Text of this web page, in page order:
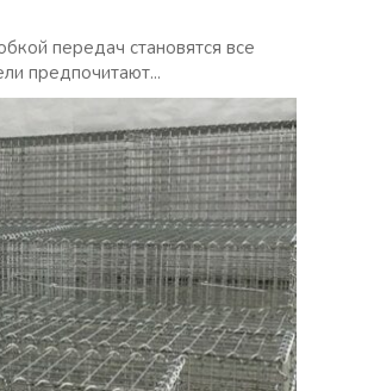
передач становятся все
предпочитают...